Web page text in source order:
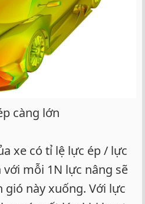
càng lớn
xe có tỉ lệ lực ép / lực
với mỗi 1N lực nâng sẽ
gió này xuống. Với lực